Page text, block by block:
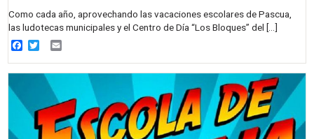
Como cada año, aprovechando las vacaciones escolares de Pascua,
las ludotecas municipales y el Centro de Día “Los Bloques” del […]
Facebook
Twitter